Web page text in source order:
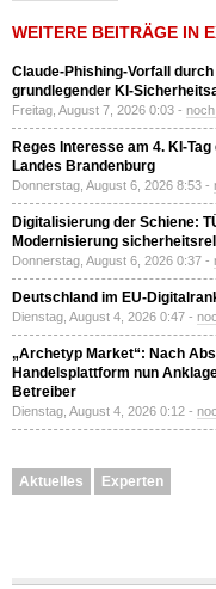
WEITERE BEITRÄGE IN
Claude-Phishing-Vorfall
grundlegender KI-
Freitag, August 7, 2026 0:03 -
Reges Interesse am 4. KI-
Landes Brandenburg
Donnerstag, August 6, 2026 8:53 -
Digitalisierung der Schiene:
Modernisierung
Donnerstag, August 6, 2026 0:37 -
Deutschland im EU-
Dienstag, August 4, 2026 0:47 -
„Archetyp Market“: Nach
Handelsplattform nun
Betreiber
Dienstag, August 4, 2026 0:12 -
Aktuelles Experten